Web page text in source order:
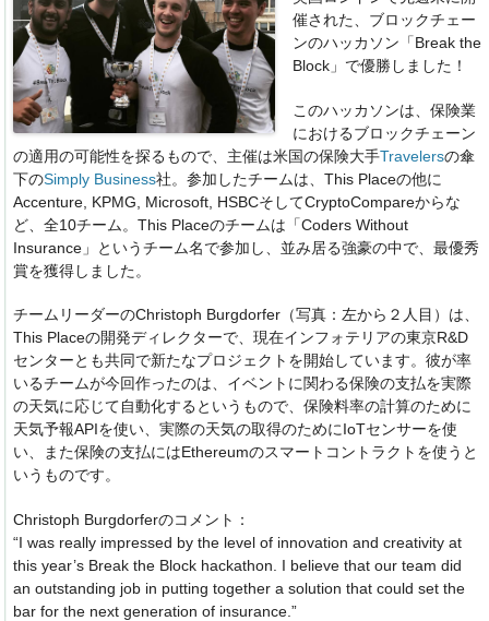
k
催された、ブロックチェー
ンのハッカソン「Break the
Block」で優勝しました！
このハッカソンは、保険業
におけるブロックチェーン
の適用の可能性を探るもので、主催は米国の保険大手Travelersの傘
下のSimply Business社。参加したチームは、This Placeの他に
Accenture, KPMG, Microsoft, HSBCそしてCryptoCompareからな
ど、全10チーム。This Placeのチームは「Coders Without
Insurance」というチーム名で参加し、並み居る強豪の中で、最優秀
賞を獲得しました。
チームリーダーのChristoph Burgdorfer（写真：左から２人目）は、
This Placeの開発ディレクターで、現在インフォテリアの東京R&D
センターとも共同で新たなプロジェクトを開始しています。彼が率
いるチームが今回作ったのは、イベントに関わる保険の支払を実際
の天気に応じて自動化するというもので、保険料率の計算のために
天気予報APIを使い、実際の天気の取得のためにIoTセンサーを使
い、また保険の支払にはEthereumのスマートコントラクトを使うと
いうものです。
Christoph Burgdorferのコメント：
“I was really impressed by the level of innovation and creativity at
this year’s Break the Block hackathon. I believe that our team did
an outstanding job in putting together a solution that could set the
bar for the next generation of insurance.”